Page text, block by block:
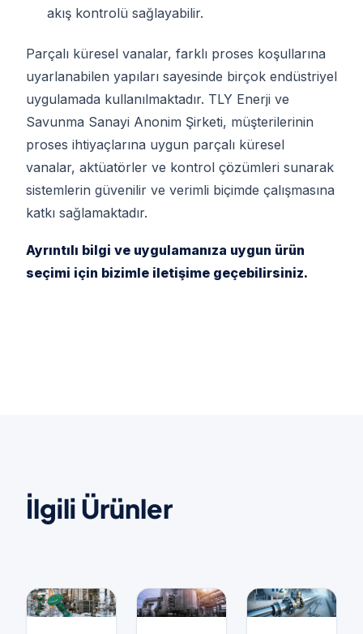
akış kontrolü sağlayabilir.
Parçalı küresel vanalar, farklı proses koşullarına
uyarlanabilen yapıları sayesinde birçok endüstriyel
uygulamada kullanılmaktadır. TLY Enerji ve
Savunma Sanayi Anonim Şirketi, müşterilerinin
proses ihtiyaçlarına uygun parçalı küresel
vanalar, aktüatörler ve kontrol çözümleri sunarak
sistemlerin güvenilir ve verimli biçimde çalışmasına
katkı sağlamaktadır.
Ayrıntılı bilgi ve uygulamanıza uygun ürün
seçimi için bizimle iletişime geçebilirsiniz.
İlgili Ürünler